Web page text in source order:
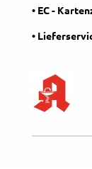
• EC -
•